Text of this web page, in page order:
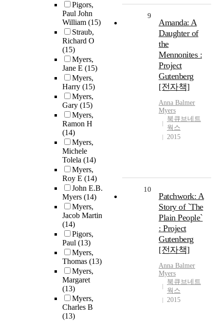
Pigors,
Paul John
William (15)
Straub,
Richard O
(15)
Myers,
Jane E (15)
Myers,
Harry (15)
Myers,
Gary (15)
Myers,
Ramon H
(14)
Myers,
Michele
Tolela (14)
Myers,
Roy E (14)
John E.B.
Myers (14)
Myers,
Jacob Martin
(14)
Pigors,
Paul (13)
Myers,
Thomas (13)
Myers,
Margaret
(13)
Myers,
Charles B
(13)
9
Amanda: A
Daughter of
the
Mennonites :
Project
Gutenberg
[전자책]
Anna Balmer
Myers
북큐브네트
웍스
2015
10
Patchwork: A
Story of `The
Plain People`
: Project
Gutenberg
[전자책]
Anna Balmer
Myers
북큐브네트
웍스
2015